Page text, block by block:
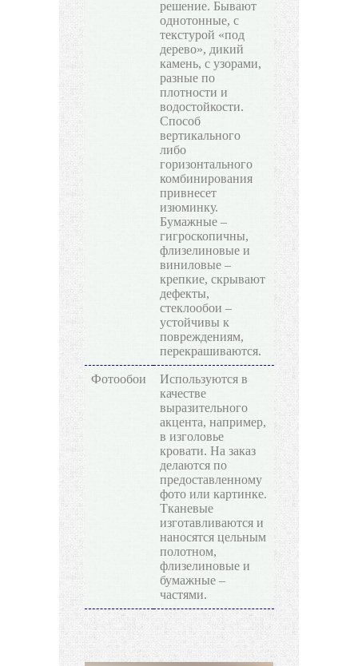
решение. Бывают
однотонные, с
текстурой «под
дерево», дикий
камень, с узорами,
разные по
плотности и
водостойкости.
Способ
вертикального
либо
горизонтального
комбинирования
привнесет
изюминку.
Бумажные –
гигроскопичны,
флизелиновые и
виниловые –
крепкие, скрывают
дефекты,
стеклообои –
устойчивы к
повреждениям,
перекрашиваются.
Фотообои
Используются в
качестве
выразительного
акцента, например,
в изголовье
кровати. На заказ
делаются по
предоставленному
фото или картинке.
Тканевые
изготавливаются и
наносятся цельным
полотном,
флизелиновые и
бумажные –
частями.